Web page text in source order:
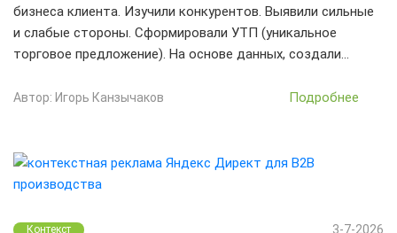
бизнеса клиента. Изучили конкурентов. Выявили сильные
и слабые стороны. Сформировали УТП (уникальное
торговое предложение). На основе данных, создали…
Автор: Игорь Канзычаков Подробнее
Контекст 3-7-2026